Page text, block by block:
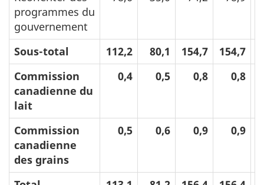
programmes du
gouvernement
Sous-total 112,2 80,1 154,7 154,7
Commission
canadienne du
lait
0,4 0,5 0,8 0,8
Commission
canadienne
des grains
0,5 0,6 0,9 0,9